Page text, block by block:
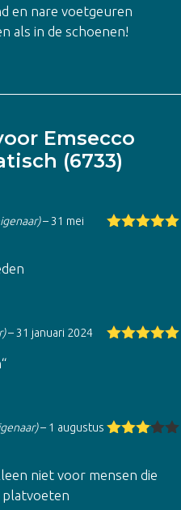
en nare voetgeuren
als in de schoenen!
Emsecco
(6733)
– 31 mei
–31 januari 2024
3uit 5
– 1 augustus
niet voor mensen die
platvoeten